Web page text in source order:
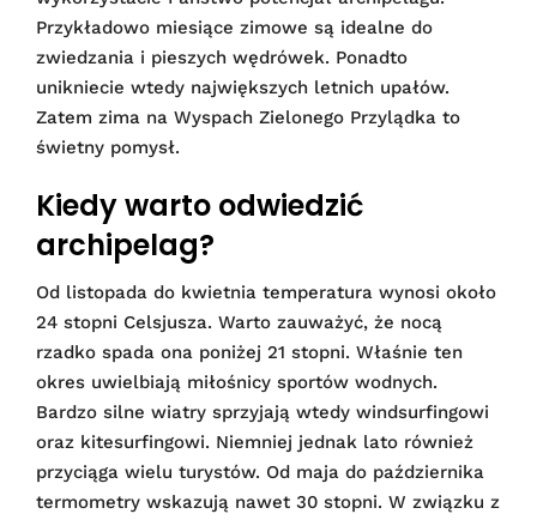
Przykładowo miesiące zimowe są idealne do
zwiedzania i pieszych wędrówek. Ponadto
unikniecie wtedy największych letnich upałów.
Zatem zima na Wyspach Zielonego Przylądka to
świetny pomysł.
Kiedy warto odwiedzić
archipelag?
Od listopada do kwietnia temperatura wynosi około
24 stopni Celsjusza. Warto zauważyć, że nocą
rzadko spada ona poniżej 21 stopni. Właśnie ten
okres uwielbiają miłośnicy sportów wodnych.
Bardzo silne wiatry sprzyjają wtedy windsurfingowi
oraz kitesurfingowi. Niemniej jednak lato również
przyciąga wielu turystów. Od maja do października
termometry wskazują nawet 30 stopni. W związku z